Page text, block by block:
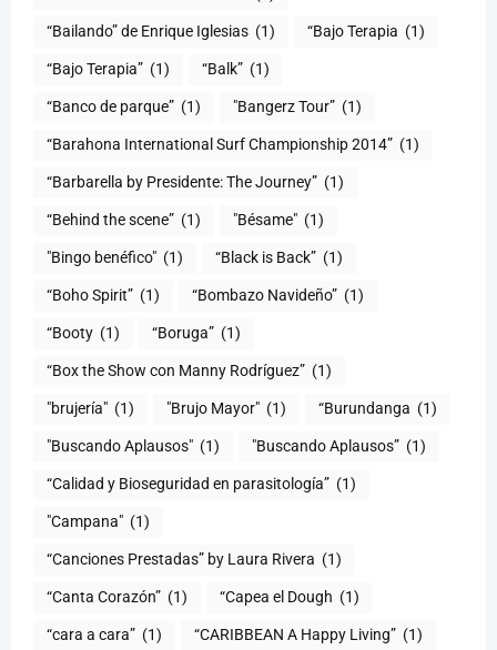
“Bailando” de Enrique Iglesias (1) “Bajo Terapia (1)
“Bajo Terapia” (1) “Balk” (1)
“Banco de parque” (1) "Bangerz Tour” (1)
“Barahona International Surf Championship 2014” (1)
“Barbarella by Presidente: The Journey” (1)
“Behind the scene” (1) "Bésame" (1)
"Bingo benéfico" (1) “Black is Back” (1)
“Boho Spirit” (1) “Bombazo Navideño” (1)
“Booty (1) “Boruga” (1)
“Box the Show con Manny Rodríguez” (1)
"brujería" (1) "Brujo Mayor" (1) “Burundanga (1)
"Buscando Aplausos" (1) "Buscando Aplausos” (1)
(1)
"Campana" (1)
“Canciones Prestadas” by Laura Rivera (1)
“Canta Corazón” (1) “Capea el Dough (1)
“cara a cara” (1) “CARIBBEAN A Happy Living” (1)